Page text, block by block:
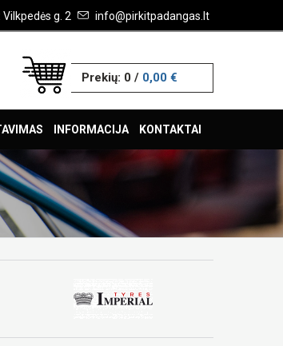
g. 2 info@pirkitpadangas.lt
Prekių: 0/ 0,00 €
INFORMACIJA KONTAKTAI